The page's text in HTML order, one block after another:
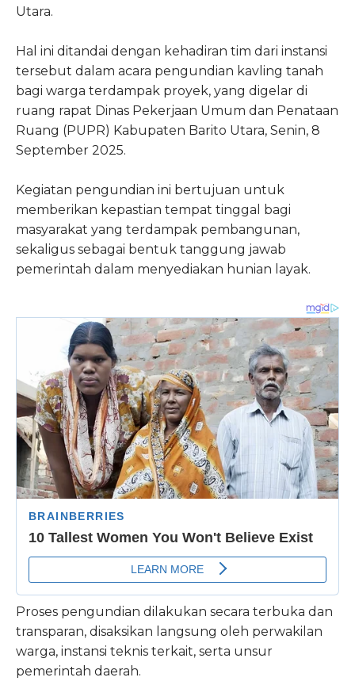
Utara.
Hal ini ditandai dengan kehadiran tim dari instansi
tersebut dalam acara pengundian kavling tanah
bagi warga terdampak proyek, yang digelar di
ruang rapat Dinas Pekerjaan Umum dan Penataan
Ruang (PUPR) Kabupaten Barito Utara, Senin, 8
September 2025.
Kegiatan pengundian ini bertujuan untuk
memberikan kepastian tempat tinggal bagi
masyarakat yang terdampak pembangunan,
sekaligus sebagai bentuk tanggung jawab
pemerintah dalam menyediakan hunian layak.
Proses pengundian dilakukan secara terbuka dan
transparan, disaksikan langsung oleh perwakilan
warga, instansi teknis terkait, serta unsur
pemerintah daerah.